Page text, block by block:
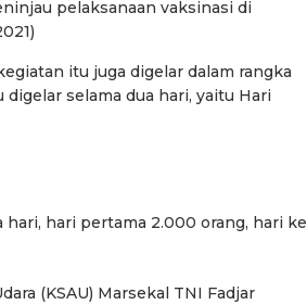
pelaksanaan vaksinasi di
itu juga digelar dalam rangka
selama dua hari, yaitu Hari
hari, hari pertama 2.000 orang, hari ke
(KSAU) Marsekal TNI Fadjar